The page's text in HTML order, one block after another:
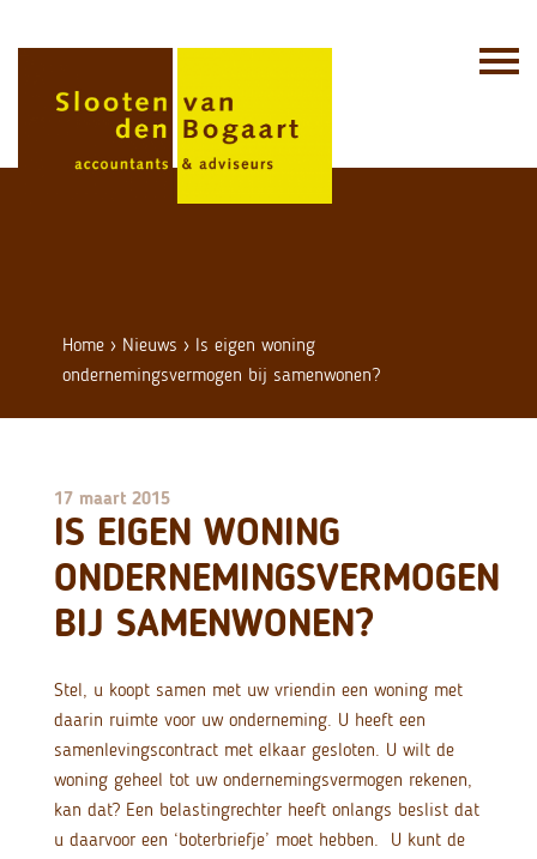
Home › Nieuws › Is eigen woning
ondernemingsvermogen bij samenwonen?
17 maart 2015
IS EIGEN WONING
ONDERNEMINGSVERMOGEN
BIJ SAMENWONEN?
Stel, u koopt samen met uw vriendin een woning met
daarin ruimte voor uw onderneming. U heeft een
samenlevingscontract met elkaar gesloten. U wilt de
woning geheel tot uw ondernemingsvermogen rekenen,
kan dat? Een belastingrechter heeft onlangs beslist dat
u daarvoor een ‘boterbriefje’ moet hebben.
U kunt de